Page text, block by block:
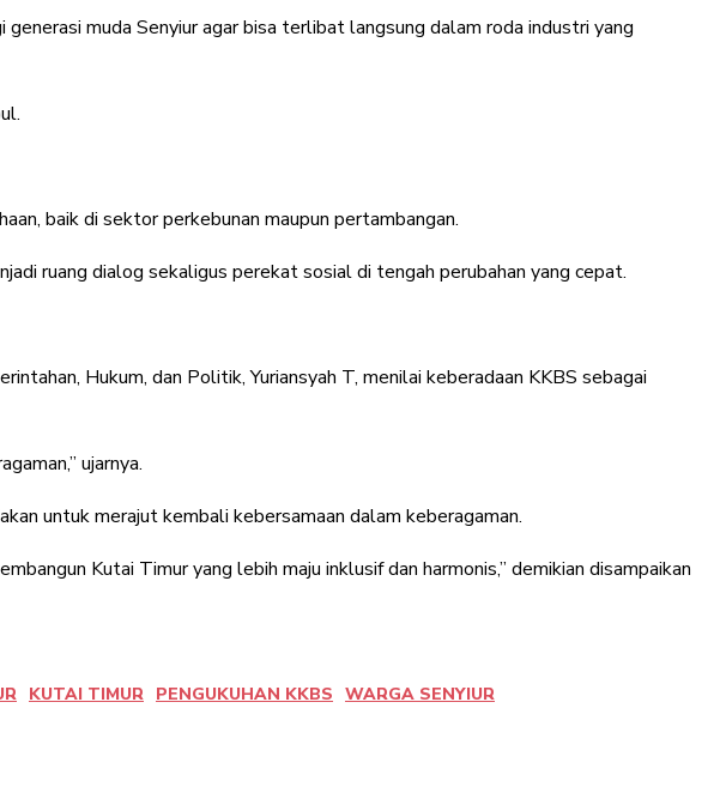
muda Senyiur agar bisa terlibat langsung dalam roda industri yang
baik di sektor perkebunan maupun pertambangan.
ruang dialog sekaligus perekat sosial di tengah perubahan yang cepat.
Hukum, dan Politik, Yuriansyah T, menilai keberadaan KKBS sebagai
ujarnya.
untuk merajut kembali kebersamaan dalam keberagaman.
Kutai Timur yang lebih maju inklusif dan harmonis,” demikian disampaikan
KUTAI TIMUR PENGUKUHAN KKBS WARGA SENYIUR